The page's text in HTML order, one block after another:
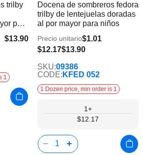
la
de
deseos
trilby
para
$13.90
1
Info la
lista
Docena de sombreros fedora
trilby de lentejuelas doradas
al por mayor para niños
$12.17$13.90
Precio unitario$1.01
CODE: KFED 052
SKU:09386
1 Dozen price, min order is 1
1+
$12.17